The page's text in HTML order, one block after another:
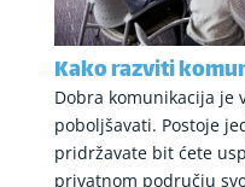
Kako razviti
Dobra komunikacija je
poboljšavati. Postoje
pridržavate bit ćete
privatnom području